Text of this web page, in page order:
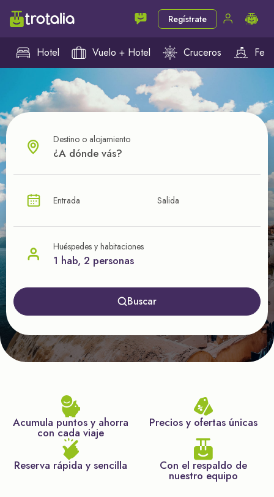
Regístrate
Hotel Vuelo + Hotel Cruceros
¿CUÁL VA A SER TU PRÓXIMO TROTE?
nuestras ofertas
Destino o alojamiento
Entrada Salida
Huéspedes y habitaciones
1 hab, 2 personas
Buscar
Acumula puntos y ahorra
con cada viaje
Precios y ofertas únicas
Reserva rápida y sencilla Con el respaldo de
nuestro equipo